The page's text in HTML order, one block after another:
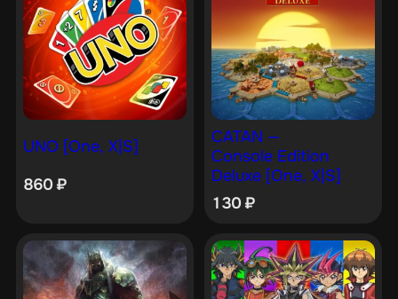
UNO [One, X|S]
860₽
CATAN —
Console Edition
Deluxe [One, X|S]
130₽